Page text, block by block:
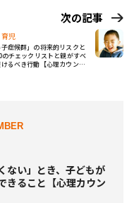
次の記事
育児
子症候群」の将来的リスクと
のチェックリストと親がすべ
るべき行動【心理カウンセ
ない」とき、子どもが
きること【心理カウン